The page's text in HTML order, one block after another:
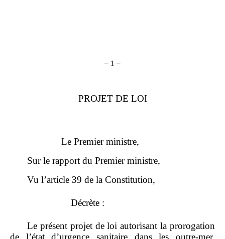
– 1 –
PROJET DE LOI
Le Premier ministre,
Sur le rapport du Premier ministre,
Vu l’article 39 de la Constitution,
Décrète :
Le présent projet de loi autorisant la prorogation